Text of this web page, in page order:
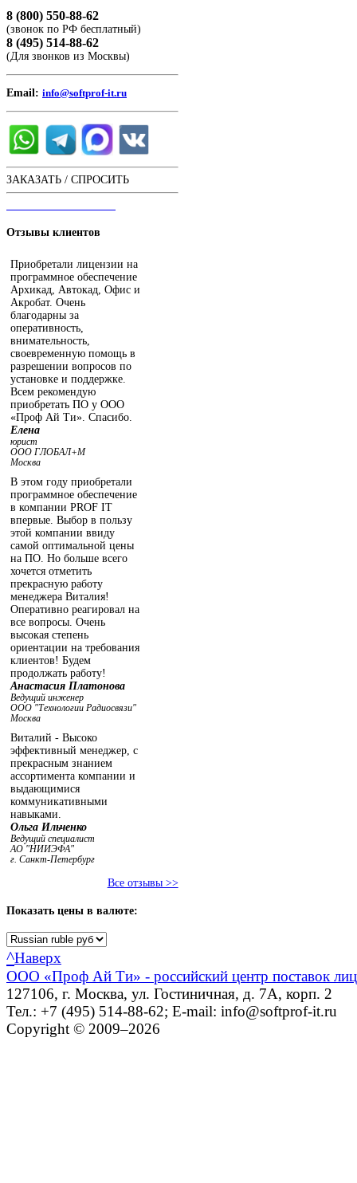
8 (800) 550-88-62
(звонок по РФ бесплатный)
8 (495) 514-88-62
(Для звонков из Москвы)
Email: info@softprof-it.ru
ЗАКАЗАТЬ / СПРОСИТЬ
Отзывы клиентов
Приобретали лицензии на
программное обеспечение
Архикад, Автокад, Офис и
Акробат. Очень
благодарны за
оперативность,
внимательность,
своевременную помощь в
разрешении вопросов по
установке и поддержке.
Всем рекомендую
приобретать ПО у ООО
«Проф Ай Ти». Спасибо.
Елена
юрист
ООО ГЛОБАЛ+М
Москва
В этом году приобретали
программное обеспечение
в компании PROF IT
впервые. Выбор в пользу
этой компании ввиду
самой оптимальной цены
на ПО. Но больше всего
хочется отметить
прекрасную работу
менеджера Виталия!
Оперативно реагировал на
все вопросы. Очень
высокая степень
ориентации на требования
клиентов! Будем
продолжать работу!
Анастасия Платонова
Ведущий инженер
ООО "Технологии Радиосвязи"
Москва
Виталий - Высоко
эффективный менеджер, с
прекрасным знанием
ассортимента компании и
выдающимися
коммуникативными
навыками.
Ольга Ильченко
Ведущий специалист
АО "НИИЭФА"
г. Санкт-Петербург
Все отзывы >>
Показать цены в валюте:
^Наверх
ООО «Проф Ай Ти» - российский центр поставок
127106, г. Москва, ул. Гостиничная, д. 7А, корп. 2
Тел.: +7 (495) 514-88-62; E-mail: info@softprof-it.ru
Copyright © 2009–2026